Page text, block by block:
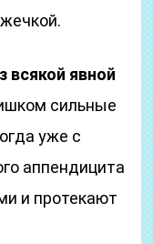
всякой явной
сильные
уже с
аппендицита
и протекают